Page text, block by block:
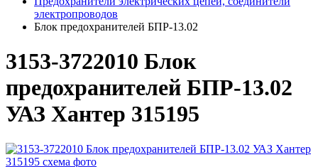
электропроводов
Блок предохранителей БПР-13.02
3153-3722010 Блок
предохранителей БПР-13.02
УАЗ Хантер 315195